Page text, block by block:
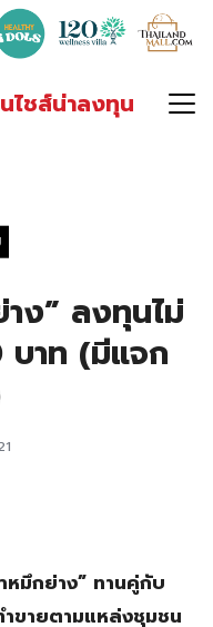
ไชส์น่าลงทุน
ง” ลงทุนไม่
บาท (มีแจก
มึกย่าง” ทานคู่กับ
ขายตามแหล่งชุมชน